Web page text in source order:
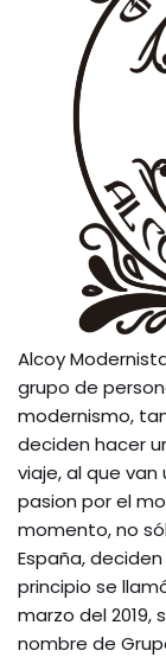
Alcoy
grupo de
modernismo,
deciden hacer
viaje, al que van
pasion por el
momento, no
España,
principio se
marzo del
nombre de